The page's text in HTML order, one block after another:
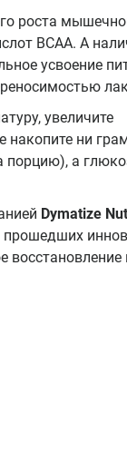
роста
ВСАА. А
усвоение
увеличите
накопите ни
порцию), а
Dymatize
прошедших
восстановление